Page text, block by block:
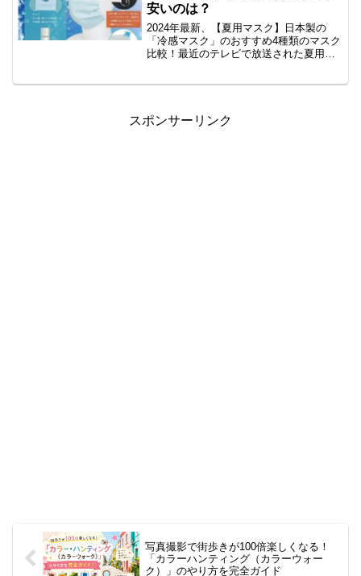
安いのは？
2024年最新、【夏用マスク】日本製の
「冷感マスク」のおすすめ4種類のマスク
比較！最近のテレビで放送された夏用の
スポンサーリンク
写真撮影で街歩きが100倍楽しくなる！
「カラーハンティング（カラーウォー
ク）」のやり方を完全ガイド